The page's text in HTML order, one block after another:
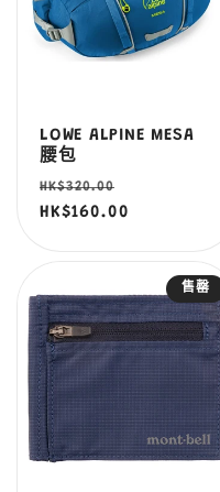
LOWE ALPINE MESA
腰包
定
價
HK$320.00
價
HK$160.00
售罄